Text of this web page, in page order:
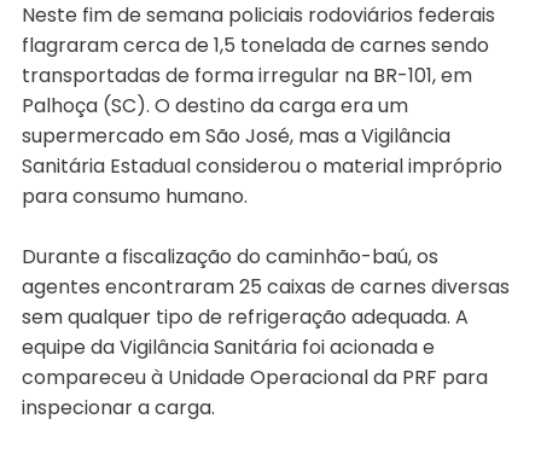
Neste fim de semana policiais rodoviários federais
flagraram cerca de 1,5 tonelada de carnes sendo
transportadas de forma irregular na BR-101, em
Palhoça (SC). O destino da carga era um
supermercado em São José, mas a Vigilância
Sanitária Estadual considerou o material impróprio
para consumo humano.
Durante a fiscalização do caminhão-baú, os
agentes encontraram 25 caixas de carnes diversas
sem qualquer tipo de refrigeração adequada. A
equipe da Vigilância Sanitária foi acionada e
compareceu à Unidade Operacional da PRF para
inspecionar a carga.